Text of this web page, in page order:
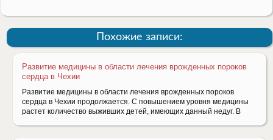
Похожие записи:
Развитие медицины в области лечения врожденных пороков
сердца в Чехии
Развитие медицины в области лечения врожденных пороков
сердца в Чехии продолжается. С повышением уровня медицины
растет количество выживших детей, имеющих данный недуг. В